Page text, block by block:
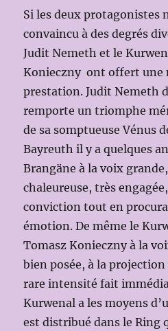
Si les deux protagonistes
convaincu à des degrés
Judit Nemeth et le
Konieczny ont offert une
prestation. Judit Nemeth
remporte un triomphe
de sa somptueuse Vénus
Bayreuth il y a quelques
Brangäne à la voix
chaleureuse, très
conviction tout en
émotion. De même le
Tomasz Konieczny à la
bien posée, à la projection
rare intensité fait
Kurwenal a les moyens
est distribué dans le Ring